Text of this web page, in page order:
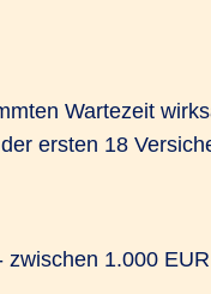
Wartezeit
ersten 18
1.000